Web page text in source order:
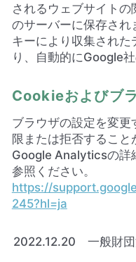
されるウェブサイト
のサーバーに保存さ
キーにより収集された
り、自動的にGoogle
Cookieおよびブ
ブラウザの設定を変
限または拒否すること
Google Analyticsの詳
参照ください。
https://
245?hl=ja
2022.12.20 一般財団